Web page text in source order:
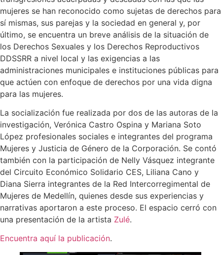
mujeres se han reconocido como sujetas de derechos para
sí mismas, sus parejas y la sociedad en general y, por
último, se encuentra un breve análisis de la situación de
los Derechos Sexuales y los Derechos Reproductivos
DDSSRR a nivel local y las exigencias a las
administraciones municipales e instituciones públicas para
que actúen con enfoque de derechos por una vida digna
para las mujeres.
La socialización fue realizada por dos de las autoras de la
investigación, Verónica Castro Ospina y Mariana Soto
López profesionales sociales e integrantes del programa
Mujeres y Justicia de Género de la Corporación. Se contó
también con la participación de Nelly Vásquez integrante
del Circuito Económico Solidario CES, Liliana Cano y
Diana Sierra integrantes de la Red Intercorregimental de
Mujeres de Medellín, quienes desde sus experiencias y
narrativas aportaron a este proceso. El espacio cerró con
una presentación de la artista Zulé.
Encuentra aquí la publicación.